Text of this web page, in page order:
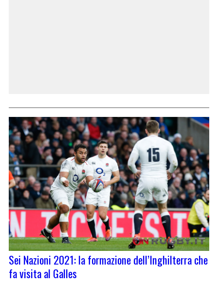
Sei Nazioni 2021: la formazione dell’Inghilterra che
fa visita al Galles